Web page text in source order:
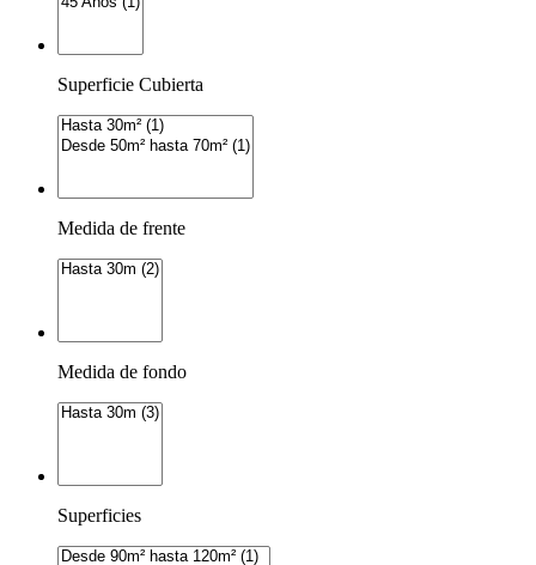
Superficie Cubierta
Medida de frente
Medida de fondo
Superficies